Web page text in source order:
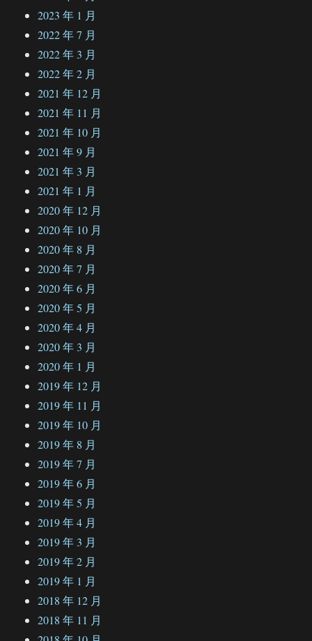
2023 年 1 月
2022 年 7 月
2022 年 3 月
2022 年 2 月
2021 年 12 月
2021 年 11 月
2021 年 10 月
2021 年 9 月
2021 年 3 月
2021 年 1 月
2020 年 12 月
2020 年 10 月
2020 年 8 月
2020 年 7 月
2020 年 6 月
2020 年 5 月
2020 年 4 月
2020 年 3 月
2020 年 1 月
2019 年 12 月
2019 年 11 月
2019 年 10 月
2019 年 8 月
2019 年 7 月
2019 年 6 月
2019 年 5 月
2019 年 4 月
2019 年 3 月
2019 年 2 月
2019 年 1 月
2018 年 12 月
2018 年 11 月